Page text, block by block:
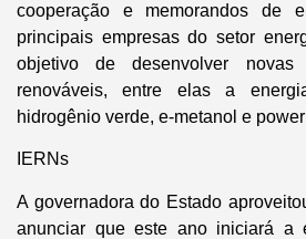
cooperação e memorandos de
principais empresas do setor
objetivo de desenvolver
renováveis, entre elas a
hidrogênio verde, e-metanol e
IERNs
A governadora do Estado
anunciar que este ano iniciará a